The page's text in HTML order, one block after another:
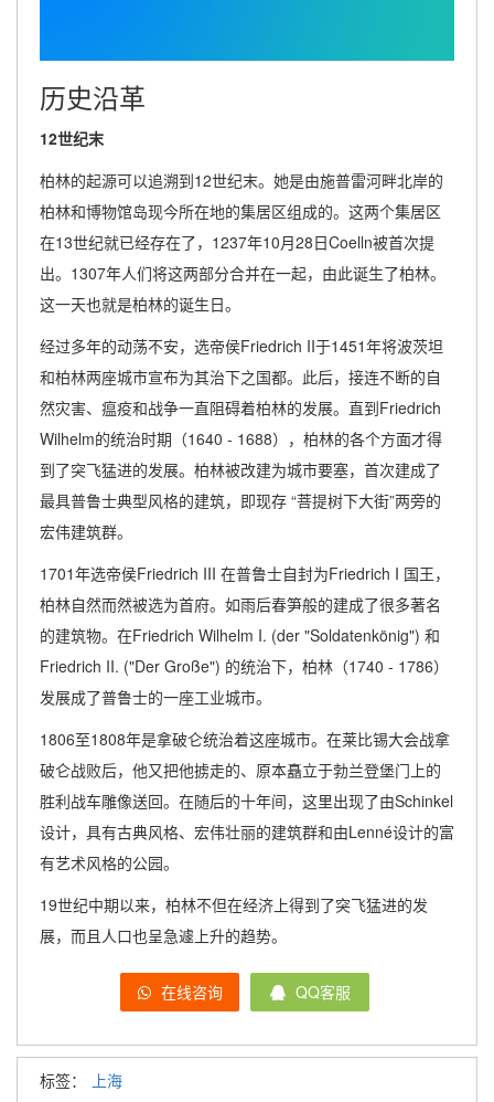
历史沿革
12世纪末
柏林的起源可以追溯到12世纪末。她是由施普雷河畔北岸的
柏林和博物馆岛现今所在地的集居区组成的。这两个集居区
在13世纪就已经存在了，1237年10月28日Coelln被首次提
出。1307年人们将这两部分合并在一起，由此诞生了柏林。
这一天也就是柏林的诞生日。
经过多年的动荡不安，选帝侯Friedrich II于1451年将波茨坦
和柏林两座城市宣布为其治下之国都。此后，接连不断的自
然灾害、瘟疫和战争一直阻碍着柏林的发展。直到Friedrich
Wilhelm的统治时期（1640 - 1688），柏林的各个方面才得
到了突飞猛进的发展。柏林被改建为城市要塞，首次建成了
最具普鲁士典型风格的建筑，即现存 “菩提树下大街”两旁的
宏伟建筑群。
1701年选帝侯Friedrich III 在普鲁士自封为Friedrich I 国王，
柏林自然而然被选为首府。如雨后春笋般的建成了很多著名
的建筑物。在Friedrich Wilhelm I. (der "Soldatenkönig") 和
Friedrich II. ("Der Große") 的统治下，柏林（1740 - 1786）
发展成了普鲁士的一座工业城市。
1806至1808年是拿破仑统治着这座城市。在莱比锡大会战拿
破仑战败后，他又把他掳走的、原本矗立于勃兰登堡门上的
胜利战车雕像送回。在随后的十年间，这里出现了由Schinkel
设计，具有古典风格、宏伟壮丽的建筑群和由Lenné设计的富
有艺术风格的公园。
19世纪中期以来，柏林不但在经济上得到了突飞猛进的发
展，而且人口也呈急遽上升的趋势。
在线咨询 QQ客服
标签： 上海